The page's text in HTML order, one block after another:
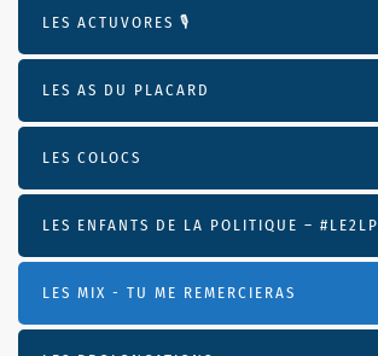
LES ACTUVORES 🎙
LES AS DU PLACARD
LES COLOCS
LES ENFANTS DE LA POLITIQUE – #LE2LP
LES MIX - TU ME REMERCIERAS